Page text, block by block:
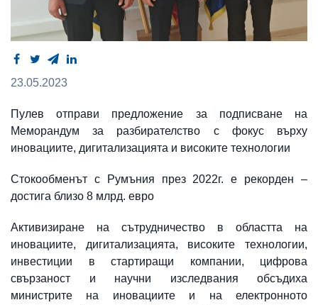
23.05.2023
Пулев отправи предложение за подписване на
Меморандум за разбирателство с фокус върху
иновациите, дигитализацията и високите технологии
Стокообменът с Румъния през 2022г. е рекорден –
достига близо 8 млрд. евро
Активизиране на сътрудничество в областта на
иновациите, дигитализацията, високите технологии,
инвестиции в стартиращи компании, цифрова
свързаност и научни изследвания обсъдиха
министрите на иновациите и на електронното